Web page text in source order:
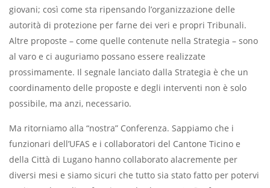
giovani; così come sta ripensando l’organizzazione delle
autorità di protezione per farne dei veri e propri Tribunali.
Altre proposte – come quelle contenute nella Strategia – sono
al varo e ci auguriamo possano essere realizzate
prossimamente. Il segnale lanciato dalla Strategia è che un
coordinamento delle proposte e degli interventi non è solo
possibile, ma anzi, necessario.
Ma ritorniamo alla “nostra” Conferenza. Sappiamo che i
funzionari dell’UFAS e i collaboratori del Cantone Ticino e
della Città di Lugano hanno collaborato alacremente per
diversi mesi e siamo sicuri che tutto sia stato fatto per potervi